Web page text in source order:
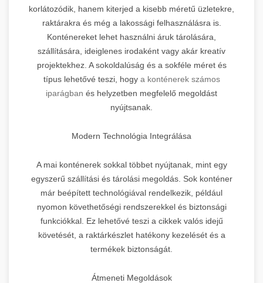
korlátozódik, hanem kiterjed a kisebb méretű üzletekre,
raktárakra és még a lakossági felhasználásra is.
Konténereket lehet használni áruk tárolására,
szállítására, ideiglenes irodaként vagy akár kreatív
projektekhez. A sokoldalúság és a sokféle méret és
típus lehetővé teszi, hogy a konténerek számos
iparágban és helyzetben megfelelő megoldást
nyújtsanak.
Modern Technológia Integrálása
A mai konténerek sokkal többet nyújtanak, mint egy
egyszerű szállítási és tárolási megoldás. Sok konténer
már beépített technológiával rendelkezik, például
nyomon követhetőségi rendszerekkel és biztonsági
funkciókkal. Ez lehetővé teszi a cikkek valós idejű
követését, a raktárkészlet hatékony kezelését és a
termékek biztonságát.
Átmeneti Megoldások